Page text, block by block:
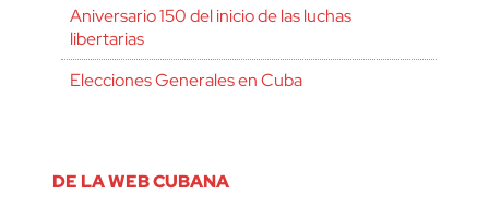
Aniversario 150 del inicio de las luchas
libertarias
Elecciones Generales en Cuba
DE LA WEB CUBANA